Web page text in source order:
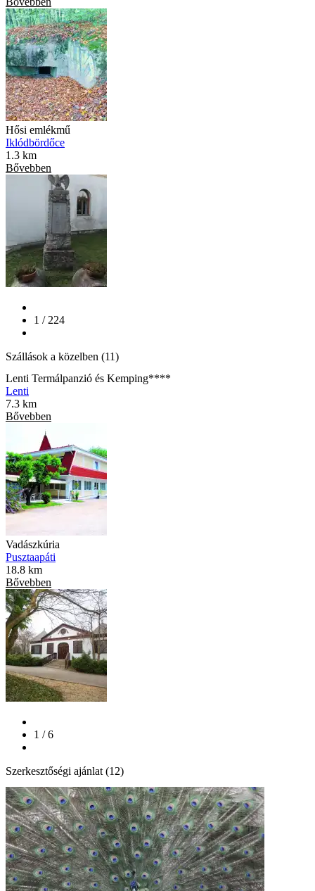
Hősi emlékmű
Iklódbördőce
1.3 km
Bővebben
1 / 224
Szállások a közelben (11)
Lenti Termálpanzió és Kemping****
Lenti
7.3 km
Bővebben
Vadászkúria
Pusztaapáti
18.8 km
Bővebben
1 / 6
Szerkesztőségi ajánlat (12)